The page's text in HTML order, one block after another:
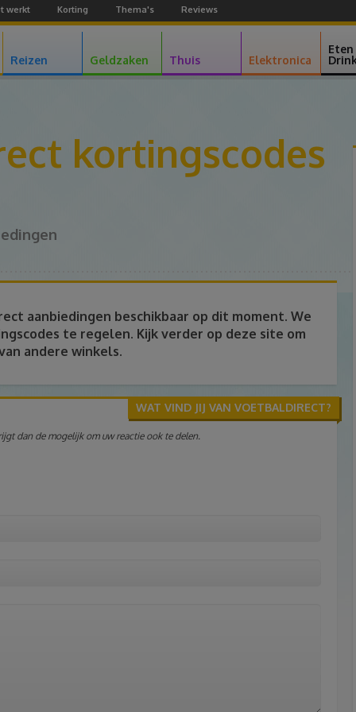
werkt Korting Thema's Reviews
Reizen Geldzaken Thuis Elektronica
Eten
kortingscodes
aanbiedingen beschikbaar op dit moment. We
te regelen. Kijk verder op deze site om
andere winkels.
WAT VIND JIJ VAN VOETBALDIRECT?
dan de mogelijk om uw reactie ook te delen.